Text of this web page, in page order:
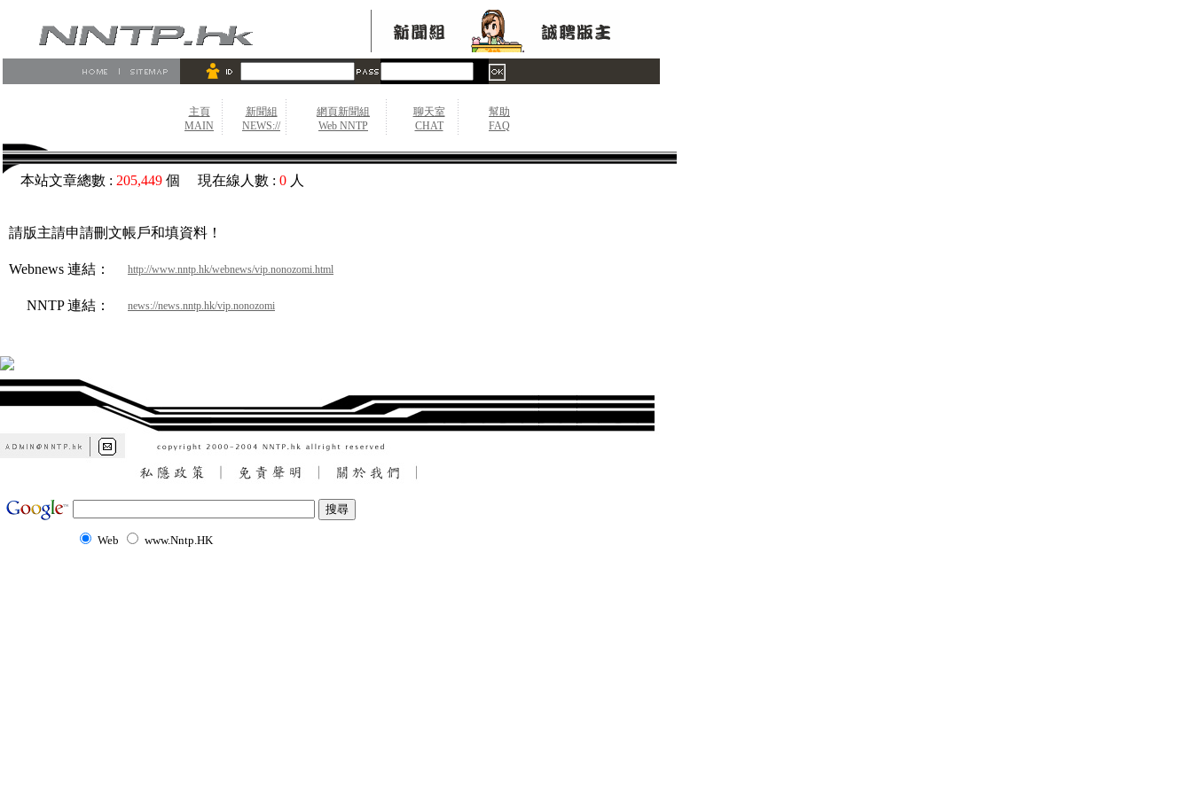
主頁
MAIN
新聞組
NEWS://
網頁新聞組
Web NNTP
聊天室
CHAT
幫助
FAQ
本站文章總數 : 205,449 個 現在線人數 : 0 人
請版主請申請刪文帳戶和填資料！
Webnews 連結： http://www.nntp.hk/webnews/vip.nonozomi.html
NNTP 連結： news://news.nntp.hk/vip.nonozomi
Web www.Nntp.HK